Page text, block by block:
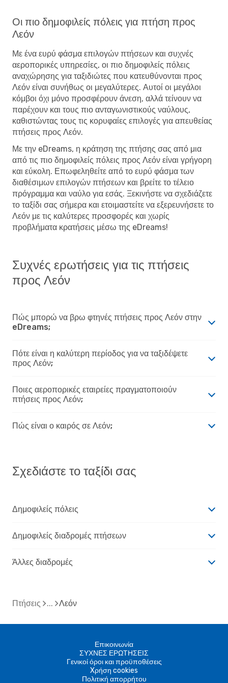
Οι πιο δημοφιλείς πόλεις για πτήση προς
Λεόν
Με ένα ευρύ φάσμα επιλογών πτήσεων και συχνές
αεροπορικές υπηρεσίες, οι πιο δημοφιλείς πόλεις
αναχώρησης για ταξιδιώτες που κατευθύνονται προς
Λεόν είναι συνήθως οι μεγαλύτερες. Αυτοί οι μεγάλοι
κόμβοι όχι μόνο προσφέρουν άνεση, αλλά τείνουν να
παρέχουν και τους πιο ανταγωνιστικούς ναύλους,
καθιστώντας τους τις κορυφαίες επιλογές για απευθείας
πτήσεις προς Λεόν.
Με την eDreams, η κράτηση της πτήσης σας από μια
από τις πιο δημοφιλείς πόλεις προς Λεόν είναι γρήγορη
και εύκολη. Επωφεληθείτε από το ευρύ φάσμα των
διαθέσιμων επιλογών πτήσεων και βρείτε το τέλειο
πρόγραμμα και ναύλο για εσάς. Ξεκινήστε να σχεδιάζετε
το ταξίδι σας σήμερα και ετοιμαστείτε να εξερευνήσετε το
Λεόν με τις καλύτερες προσφορές και χωρίς
προβλήματα κρατήσεις μέσω της eDreams!
Συχνές ερωτήσεις για τις πτήσεις
προς Λεόν
Πώς μπορώ να βρω φτηνές πτήσεις προς Λεόν στην
eDreams;
Πότε είναι η καλύτερη περίοδος για να ταξιδέψετε
προς Λεόν;
Ποιες αεροπορικές εταιρείες πραγματοποιούν
πτήσεις προς Λεόν;
Πώς είναι ο καιρός σε Λεόν;
Σχεδιάστε το ταξίδι σας
Δημοφιλείς πόλεις
Δημοφιλείς διαδρομές πτήσεων
Άλλες διαδρομές
Πτήσεις Λεόν
Επικοινωνία
ΣΥΧΝΕΣ ΕΡΩΤΗΣΕΙΣ
Γενικοί όροι και προϋποθέσεις
Xρήση cookies
Πολιτική απορρήτου